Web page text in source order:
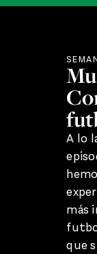
A lo
más
que